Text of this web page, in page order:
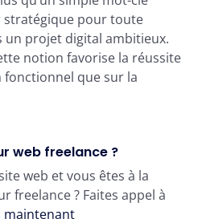
stratégique pour toute
un projet digital ambitieux.
notion favorise la réussite
que sur la
web freelance ?
web et vous êtes à la
freelance ? Faites appel à
maintenant